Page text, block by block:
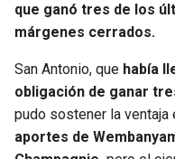
que ganó tres de los
márgenes cerrados.
San Antonio, que había
obligación de ganar
pudo sostener la ventaja
aportes de